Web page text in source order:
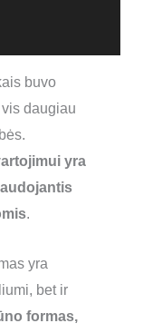
buvo
daugiau
yra
.
yra
bet ir
formas,